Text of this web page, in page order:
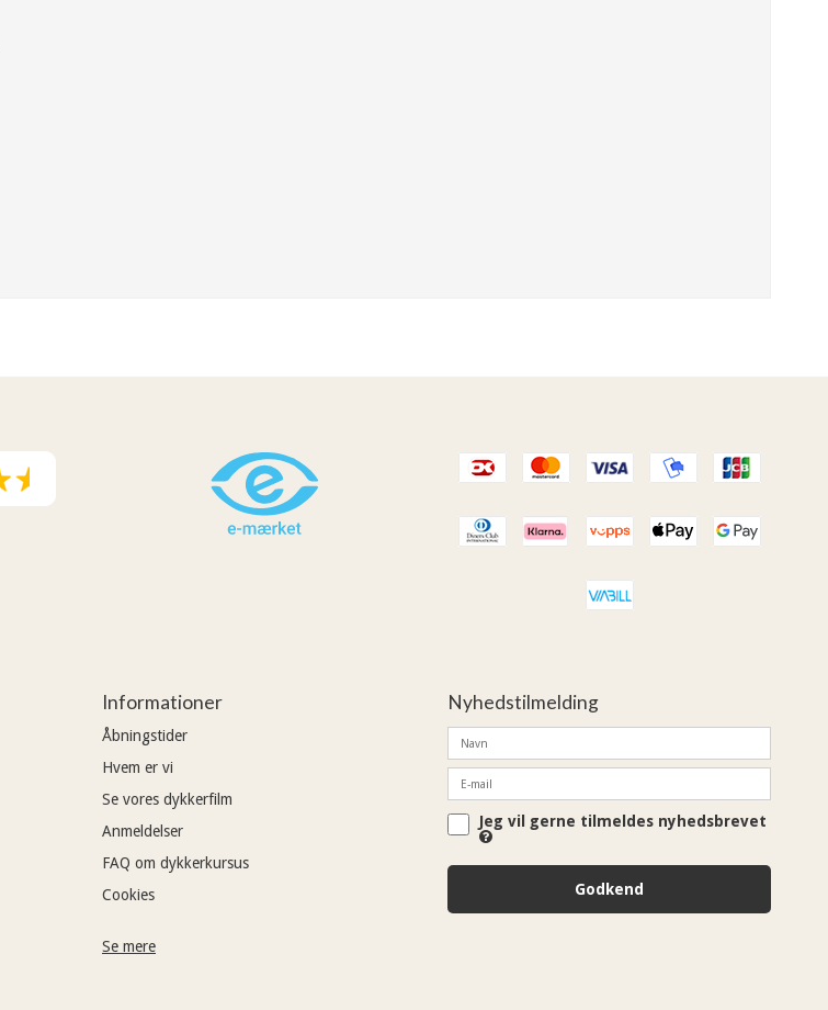
Informationer
Åbningstider
Hvem er vi
Se vores dykkerfilm
Anmeldelser
FAQ om dykkerkursus
Cookies
Se mere
Nyhedstilmelding
Jeg vil gerne tilmeldes nyhedsbrevet
Godkend